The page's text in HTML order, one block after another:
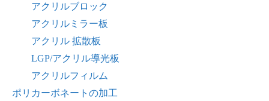
アクリルブロック
アクリルミラー板
アクリル 拡散板
LGP/アクリル導光板
アクリルフィルム
ポリカーボネートの加工